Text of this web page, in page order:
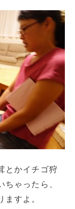
とかイチゴ狩
ちゃったら、
ますよ。